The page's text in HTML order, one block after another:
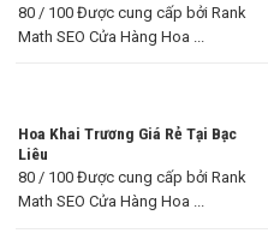
80 / 100 Được cung cấp bởi Rank
Math SEO Cửa Hàng Hoa ...
Hoa Khai Trương Giá Rẻ Tại Bạc
Liêu
80 / 100 Được cung cấp bởi Rank
Math SEO Cửa Hàng Hoa ...